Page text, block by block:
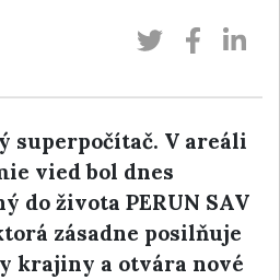
superpočítač. V areáli
vied bol dnes
do života PERUN SAV
zásadne posilňuje
krajiny a otvára nové